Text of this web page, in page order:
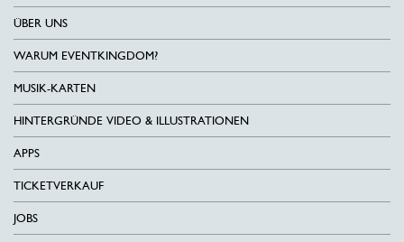
ÜBER UNS
WARUM EVENTKINGDOM?
MUSIK-KARTEN
HINTERGRÜNDE VIDEO & ILLUSTRATIONEN
APPS
TICKETVERKAUF
JOBS